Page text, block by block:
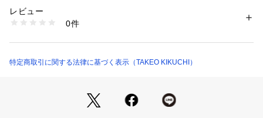
シンプルな カード&コインケースが入るマルチケース。
仕事使いでも、普段ICケース使いとしても重宝する嬉しいデザ
レザーカラーに合わせたこだわりの可愛いBOX入りなので、ギ
商品番号：
G87-01257 （ショップ）
レビュー
0件
特定商取引に関する法律に基づく表示（TAKEO KIKUCHI）